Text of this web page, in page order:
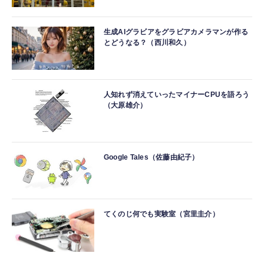
生成AIグラビアをグラビアカメラマンが作る
とどうなる？（西川和久）
人知れず消えていったマイナーCPUを語ろう
（大原雄介）
Google Tales（佐藤由紀子）
てくのじ何でも実験室（宮里圭介）